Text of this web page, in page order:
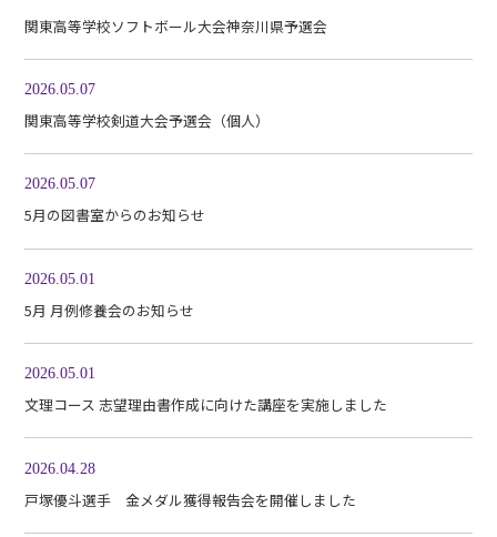
関東高等学校ソフトボール大会神奈川県予選会
2026.05.07
関東高等学校剣道大会予選会（個人）
2026.05.07
5月の図書室からのお知らせ
2026.05.01
5月 月例修養会のお知らせ
2026.05.01
文理コース 志望理由書作成に向けた講座を実施しました
2026.04.28
戸塚優斗選手 金メダル獲得報告会を開催しました